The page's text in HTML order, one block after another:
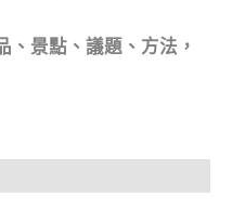
、景點、議題、方法，